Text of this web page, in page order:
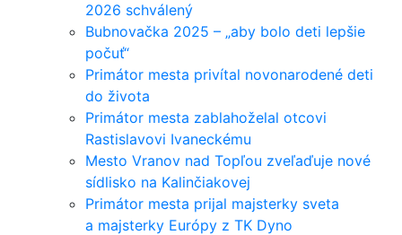
2026 schválený
Bubnovačka 2025 – „aby bolo deti lepšie
počuť“
Primátor mesta privítal novonarodené deti
do života
Primátor mesta zablahoželal otcovi
Rastislavovi Ivaneckému
Mesto Vranov nad Topľou zveľaďuje nové
sídlisko na Kalinčiakovej
Primátor mesta prijal majsterky sveta
a majsterky Európy z TK Dyno